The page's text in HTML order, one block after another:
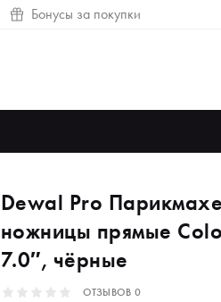
Бонусы за покупки
Dewal Pro
ножницы прямые
7.0″, чёрные
ОТЗЫВОВ 0